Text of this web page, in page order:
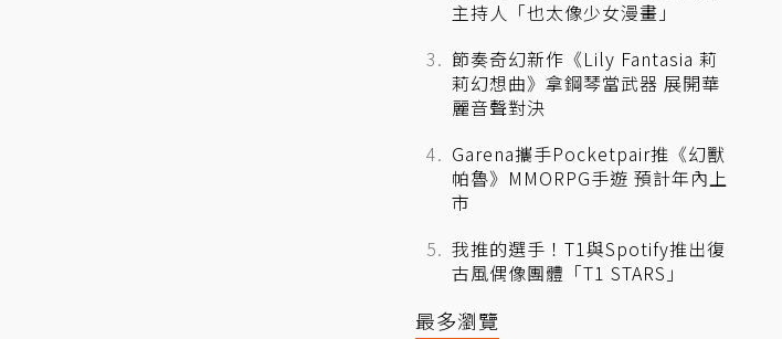
主持人「也太像少女漫畫」
節奏奇幻新作《Lily Fantasia 莉
莉幻想曲》拿鋼琴當武器 展開華
麗音聲對決
Garena攜手Pocketpair推《幻獸
帕魯》MMORPG手遊 預計年內上
市
我推的選手！T1與Spotify推出復
古風偶像團體「T1 STARS」
最多瀏覽